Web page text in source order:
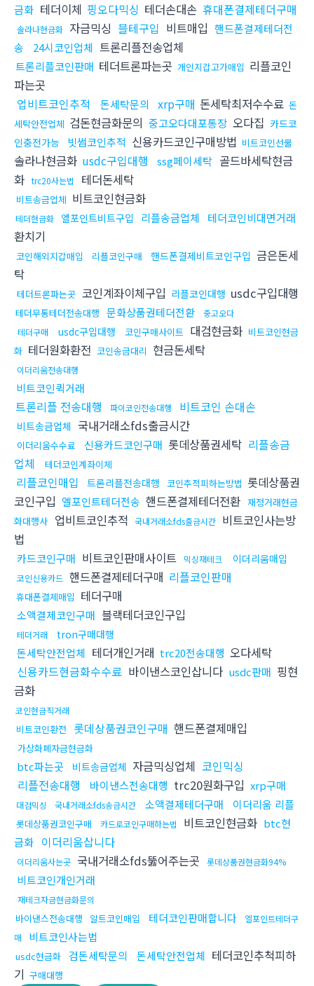
금화 테더이체 핑오다믹싱 테더손대손 휴대폰결제테더구매
솔라나현금화 자금믹싱 블테구입 비트매입 핸드폰결제테더전
송
24시코인업체 트론리플전송업체
트론리플코인판매 테더트론파는곳 개인지갑고가매입 리플코인
파는곳
업비트코인추적
돈세탁문의 xrp구매 돈세탁최저수수료 돈
세탁안전업체 검돈현금화문의 중고오다대포통장 오다집 카드코
인충전가능 빗썸코인추적 신용카드코인구매방법 비트코인선물
솔라나현금화 usdc구입대행 ssg페이세탁 골드바세탁현금
화 trc20사는법 테더돈세탁
비트송금업체 비트코인현금화
테더현금화 엘포인트비트구입 리플송금업체 테더코인비대면거래
환치기
코인해외지갑매입 리플코인구매 핸드폰결제비트코인구입 금은돈세
탁
테더트론파는곳 코인계좌이체구입 리플코인대행 usdc구입대행
테더무통테더전송대행 문화상품권테더전환
중고오다
테더구매
usdc구입대행 코인구매사이트 대검현금화 비트코인현금
화 테더원화환전 코인송금대리 현금돈세탁
이더리움전송대행
비트코인퀵거래
트론리플 전송대행 파이코인전송대행 비트코인 손대손
비트송금업체 국내거래소fds출금시간
이더리움수수료 신용카드코인구매 롯데상품권세탁 리플송금
업체
테더코인계좌이체
리플코인매입 트론리플전송대행 코인추적피하는방법 롯데상품권
코인구입 엘포인트테더전송 핸드폰결제테더전환 재정거래현금
화대행사 업비트코인추적 국내거래소fds출금시간 비트코인사는방
법
카드코인구매 비트코인판매사이트 믹싱재테크 이더리움매입
코인신용카드 핸드폰결제테더구매 리플코인판매
휴대폰결제매입 테더구매
소액결제코인구매 블랙테더코인구입
테더거래 tron구매대행
돈세탁안전업체 테더개인거래 trc20전송대행 오다세탁
신용카드현금화수수료 바이낸스코인삽니다 usdc판매 핑현
금화
코인현금직거래
비트코인환전 롯데상품권코인구매 핸드폰결제매입
가상화폐자금현금화
btc파는곳 비트송금업체 자금믹싱업체 코인믹싱
리플전송대행
바이낸스전송대행 trc20원화구입 xrp구매
대검믹싱 국내거래소fds송금시간 소액결제테더구매 이더리움 리플
롯데상품권코인구매 카드로코인구매하는법 비트코인현금화 btc현
금화 이더리움삽니다
이더리움사는곳 국내거래소fds뚫어주는곳 롯데상품권현금화94%
비트코인개인거래
재테크자금현금화문의
바이낸스전송대행 알트코인매입 테더코인판매합니다
엘포인트테더구
매
비트코인사는법
usdc현금화 검돈세탁문의 돈세탁안전업체 테더코인추척피하
기 구매대행